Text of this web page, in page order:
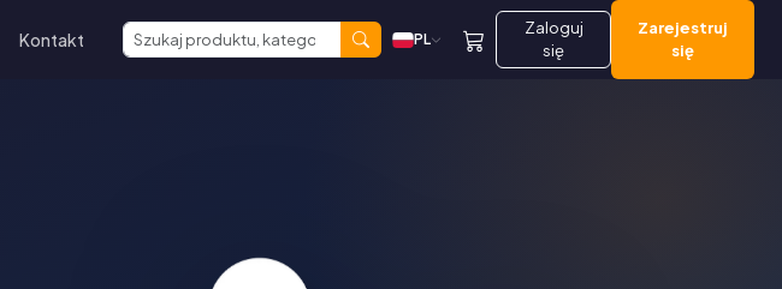
Kontakt PL
Zaloguj
się
Zarejestruj
się